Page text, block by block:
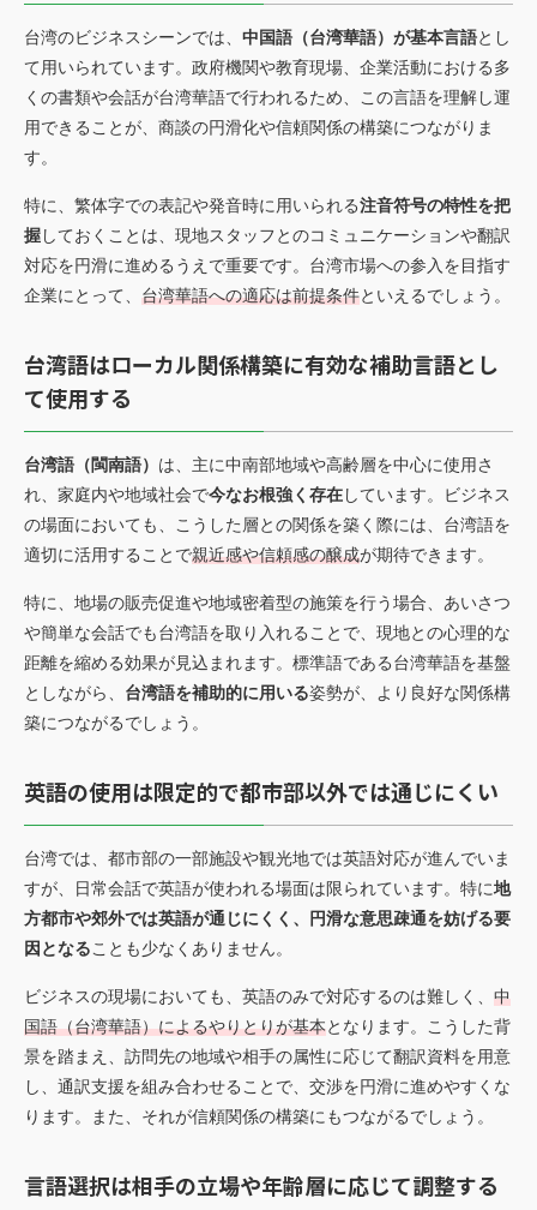
台湾のビジネスシーンでは、 中国語（台湾華語）が基本言語とし
て用いられています。政府機関や教育現場、企業活動における多
くの書類や会話が台湾華語で行われるため、この言語を理解し運
用できることが、商談の円滑化や信頼関係の構築につながりま
す。
特に、繁体字での表記や発音時に用いられる注音符号の特性を把
握しておくことは、現地スタッフとのコミュニケーションや翻訳
対応を円滑に進めるうえで重要です。台湾市場への参入を目指す
企業にとって、 台湾華語への適応は前提条件といえるでしょう。
台湾語はローカル関係構築に有効な補助言語とし
て使用する
台湾語（閩南語） は、主に中南部地域や高齢層を中心に使用さ
れ、家庭内や地域社会で今なお根強く存在しています。ビジネス
の場面においても、こうした層との関係を築く際には、台湾語を
適切に活用することで親近感や信頼感の醸成が期待できます。
特に、地場の販売促進や地域密着型の施策を行う場合、あいさつ
や簡単な会話でも台湾語を取り入れることで、現地との心理的な
距離を縮める効果が見込まれます。標準語である台湾華語を基盤
としながら、 台湾語を補助的に用いる姿勢が、より良好な関係構
築につながるでしょう。
英語の使用は限定的で都市部以外では通じにくい
台湾では、都市部の一部施設や観光地では英語対応が進んでいま
すが、日常会話で英語が使われる場面は限られています。特に地
方都市や郊外では英語が通じにくく、円滑な意思疎通を妨げる要
因となることも少なくありません。
ビジネスの現場においても、英語のみで対応するのは難しく、 中
国語（台湾華語）によるやりとりが基本となります。こうした背
景を踏まえ、訪問先の地域や相手の属性に応じて翻訳資料を用意
し、通訳支援を組み合わせることで、交渉を円滑に進めやすくな
ります。また、それが信頼関係の構築にもつながるでしょう。
言語選択は相手の立場や年齢層に応じて調整する